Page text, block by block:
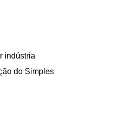
indústria
do Simples